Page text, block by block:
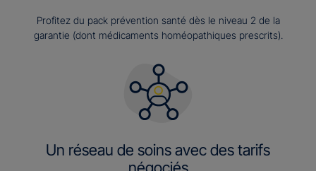
Profitez du pack prévention santé dès le niveau 2 de la
garantie (dont médicaments homéopathiques prescrits).
Un réseau de soins avec des tarifs